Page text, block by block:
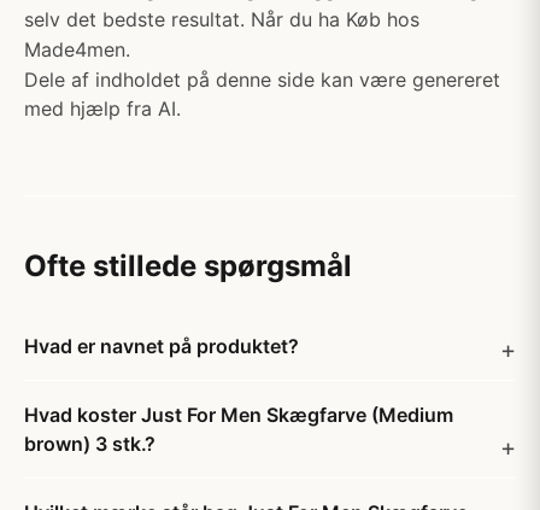
selv det bedste resultat. Når du ha Køb hos
Made4men.
Dele af indholdet på denne side kan være genereret
med hjælp fra AI.
Ofte stillede spørgsmål
Hvad er navnet på produktet?
Hvad koster Just For Men Skægfarve (Medium
brown) 3 stk.?